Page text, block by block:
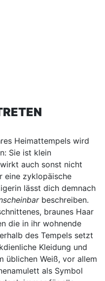
Heimattempels wird
Sie ist klein
auch sonst nicht
eine zyklopäische
lässt dich demnach
beschreiben.
braunes Haar
die in ihr wohnende
des Tempels setzt
Kleidung und
üblichen Weiß, vor allem
als Symbol